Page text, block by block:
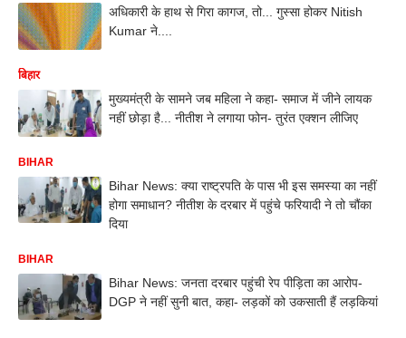
अधिकारी के हाथ से गिरा कागज, तो... गुस्सा होकर Nitish
Kumar ने....
बिहार
मुख्यमंत्री के सामने जब महिला ने कहा- समाज में जीने लायक
नहीं छोड़ा है... नीतीश ने लगाया फोन- तुरंत एक्शन लीजिए
BIHAR
Bihar News: क्या राष्ट्रपति के पास भी इस समस्या का नहीं
होगा समाधान? नीतीश के दरबार में पहुंचे फरियादी ने तो चौंका
दिया
BIHAR
Bihar News: जनता दरबार पहुंची रेप पीड़िता का आरोप-
DGP ने नहीं सुनी बात, कहा- लड़कों को उकसाती हैं लड़कियां